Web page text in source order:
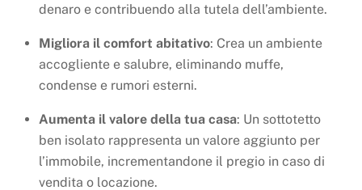
denaro e contribuendo alla tutela dell’ambiente.
Migliora il comfort abitativo: Crea un ambiente
accogliente e salubre, eliminando muffe,
condense e rumori esterni.
Aumenta il valore della tua casa: Un sottotetto
ben isolato rappresenta un valore aggiunto per
l’immobile, incrementandone il pregio in caso di
vendita o locazione.